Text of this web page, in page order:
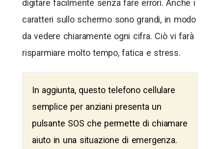
digitare facilmente senza fare errori. Anche i
caratteri sullo schermo sono grandi, in modo
da vedere chiaramente ogni cifra. Ciò vi farà
risparmiare molto tempo, fatica e stress.
In aggiunta, questo telefono cellulare
semplice per anziani presenta un
pulsante SOS che permette di chiamare
aiuto in una situazione di emergenza.